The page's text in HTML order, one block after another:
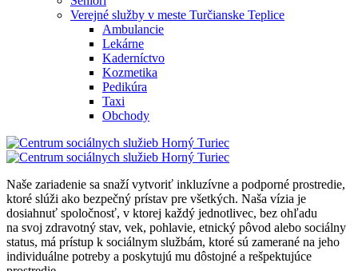
Verejné služby v meste Turčianske Teplice
Ambulancie
Lekárne
Kaderníctvo
Kozmetika
Pedikúra
Taxi
Obchody
Naše zariadenie sa snaží vytvoriť inkluzívne a podporné prostredie,
ktoré slúži ako bezpečný prístav pre všetkých. Naša vízia je
dosiahnuť spoločnosť, v ktorej každý jednotlivec, bez ohľadu
na svoj zdravotný stav, vek, pohlavie, etnický pôvod alebo sociálny
status, má prístup k sociálnym službám, ktoré sú zamerané na jeho
individuálne potreby a poskytujú mu dôstojné a rešpektujúce